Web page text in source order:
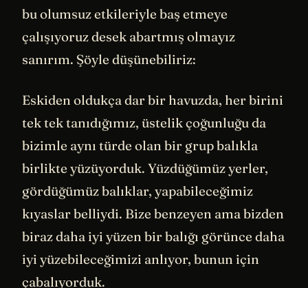
bu olumsuz etkileriyle baş etmeye
çalışıyoruz desek abartmış olmayız
sanırım. Şöyle düşünebiliriz:
Eskiden oldukça dar bir havuzda, her birini
tek tek tanıdığımız, üstelik çoğunluğu da
bizimle aynı türde olan bir grup balıkla
birlikte yüzüyorduk. Yüzdüğümüz yerler,
gördüğümüz balıklar, yapabileceğimiz
kıyaslar belliydi. Bize benzeyen ama bizden
biraz daha iyi yüzen bir balığı görünce daha
iyi yüzebileceğimizi anlıyor, bunun için
çabalıyorduk.